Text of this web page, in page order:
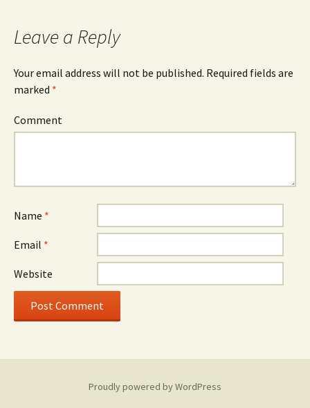
Leave a Reply
Your email address will not be published. Required fields are
marked *
Comment
Name *
Email *
Website
Proudly powered by WordPress